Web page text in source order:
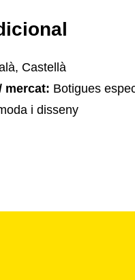
Castellà
mercat: Botigues
i disseny